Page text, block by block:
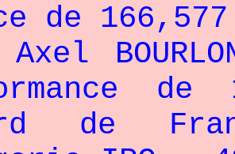
de 166,577
Axel
de